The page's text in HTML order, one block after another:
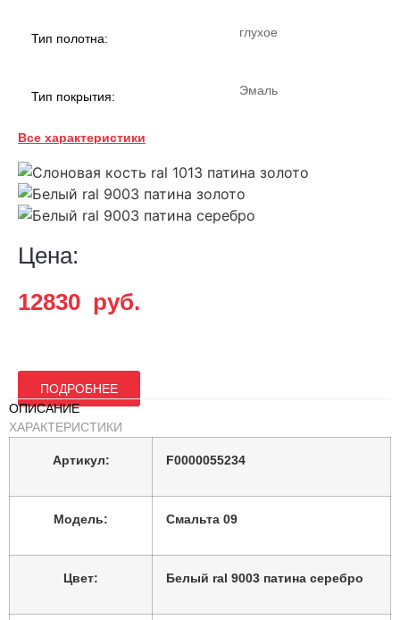
Тип полотна: глухое
Тип покрытия: Эмаль
Стиль:
Особенности:
Полнотелое.
Все характеристики
Цена:
12830 руб.
ПОДРОБНЕЕ
ОПИСАНИЕ
ХАРАКТЕРИСТИКИ
Артикул: F0000055234
Модель: Смальта 09
Цвет: Белый ral 9003 патина серебро